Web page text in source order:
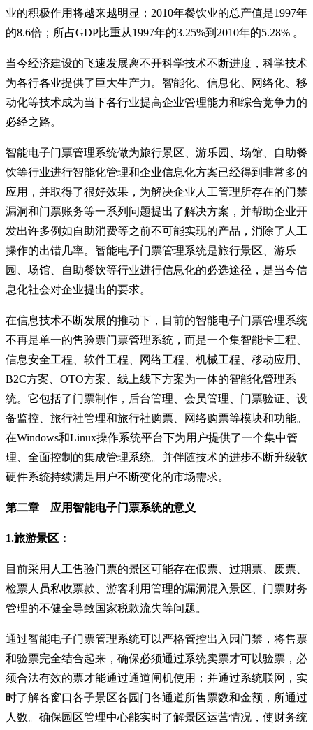
业的积极作用将越来越明显；2010年餐饮业的总产值是1997年
的8.6倍；所占GDP比重从1997年的3.25%到2010年的5.28% 。
当今经济建设的飞速发展离不开科学技术不断进度，科学技术
为各行各业提供了巨大生产力。智能化、信息化、网络化、移
动化等技术成为当下各行业提高企业管理能力和综合竞争力的
必经之路。
智能电子门票管理系统做为旅行景区、游乐园、场馆、自助餐
饮等行业进行智能化管理和企业信息化方案已经得到非常多的
应用，并取得了很好效果，为解决企业人工管理所存在的门禁
漏洞和门票账务等一系列问题提出了解决方案，并帮助企业开
发出许多例如自助消费等之前不可能实现的产品，消除了人工
操作的出错几率。智能电子门票管理系统是旅行景区、游乐
园、场馆、自助餐饮等行业进行信息化的必选途径，是当今信
息化社会对企业提出的要求。
在信息技术不断发展的推动下，目前的智能电子门票管理系统
不再是单一的售验票门票管理系统，而是一个集智能卡工程、
信息安全工程、软件工程、网络工程、机械工程、移动应用、
B2C方案、OTO方案、线上线下方案为一体的智能化管理系
统。它包括了门票制作，后台管理、会员管理、门票验证、设
备监控、旅行社管理和旅行社购票、网络购票等模块和功能。
在Windows和Linux操作系统平台下为用户提供了一个集中管
理、全面控制的集成管理系统。并伴随技术的进步不断升级软
硬件系统持续满足用户不断变化的市场需求。
第二章 应用智能电子门票系统的意义
1.旅游景区：
目前采用人工售验门票的景区可能存在假票、过期票、废票、
检票人员私收票款、游客利用管理的漏洞混入景区、门票财务
管理的不健全导致国家税款流失等问题。
通过智能电子门票管理系统可以严格管控出入园门禁，将售票
和验票完全结合起来，确保必须通过系统卖票才可以验票，必
须合法有效的票才能通过通道闸机使用；并通过系统联网，实
时了解各窗口各子景区各园门各通道所售票数和金额，所通过
人数。确保园区管理中心能实时了解景区运营情况，使财务统